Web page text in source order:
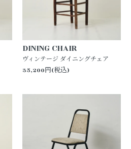
DINING CHAIR
ヴィンテージ ダイニングチェア
35,200円(税込)